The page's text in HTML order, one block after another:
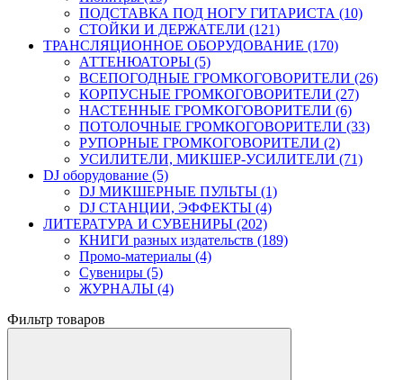
ПОДСТАВКА ПОД НОГУ ГИТАРИСТА (10)
СТОЙКИ И ДЕРЖАТЕЛИ (121)
ТРАНСЛЯЦИОННОЕ ОБОРУДОВАНИЕ (170)
АТТЕНЮАТОРЫ (5)
ВСЕПОГОДНЫЕ ГРОМКОГОВОРИТЕЛИ (26)
КОРПУСНЫЕ ГРОМКОГОВОРИТЕЛИ (27)
НАСТЕННЫЕ ГРОМКОГОВОРИТЕЛИ (6)
ПОТОЛОЧНЫЕ ГРОМКОГОВОРИТЕЛИ (33)
РУПОРНЫЕ ГРОМКОГОВОРИТЕЛИ (2)
УСИЛИТЕЛИ, МИКШЕР-УСИЛИТЕЛИ (71)
DJ оборудование (5)
DJ МИКШЕРНЫЕ ПУЛЬТЫ (1)
DJ СТАНЦИИ, ЭФФЕКТЫ (4)
ЛИТЕРАТУРА И СУВЕНИРЫ (202)
КНИГИ разных издательств (189)
Промо-материалы (4)
Сувениры (5)
ЖУРНАЛЫ (4)
Фильтр товаров